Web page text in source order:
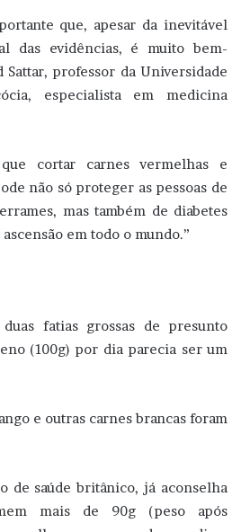
que, apesar da inevitável
das evidências, é muito bem-
professor da Universidade
especialista em medicina
cortar carnes vermelhas e
não só proteger as pessoas de
mas também de diabetes
em todo o mundo.”
fatias grossas de presunto
(100g) por dia parecia ser um
e outras carnes brancas foram
de saúde britânico, já aconselha
mais de 90g (peso após